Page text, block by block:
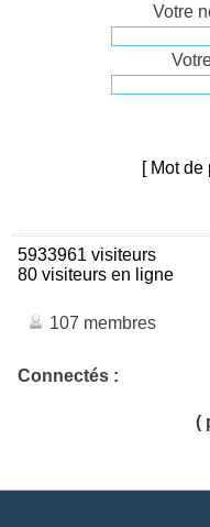
Votre
[ Mot de
5933961 visiteurs
80 visiteurs en ligne
107 membres
Connectés :
(